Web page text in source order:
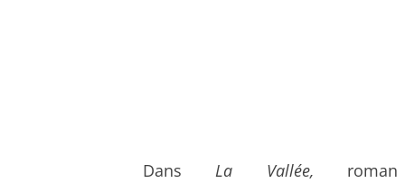
DansLa Vallée, roman